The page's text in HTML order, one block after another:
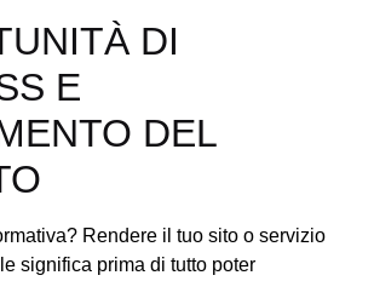
DI
E
DEL
Rendere il tuo sito o servizio
significa prima di tutto poter